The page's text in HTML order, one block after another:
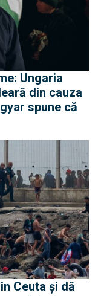
Ungaria
din cauza
spune că
Ceuta și dă